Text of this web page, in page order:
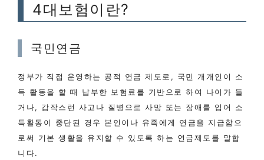
4대보험이란?
국민연금
정부가 직접 운영하는 공적 연금 제도로, 국민 개개인이 소
득 활동을 할 때 납부한 보험료를 기반으로 하여 나이가 들
거나, 갑작스런 사고나 질병으로 사망 또는 장애를 입어 소
득활동이 중단된 경우 본인이나 유족에게 연금을 지급함으
로써 기본 생활을 유지할 수 있도록 하는 연금제도를 말합
니다.